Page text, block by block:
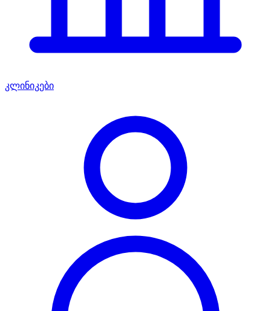
კლინიკები